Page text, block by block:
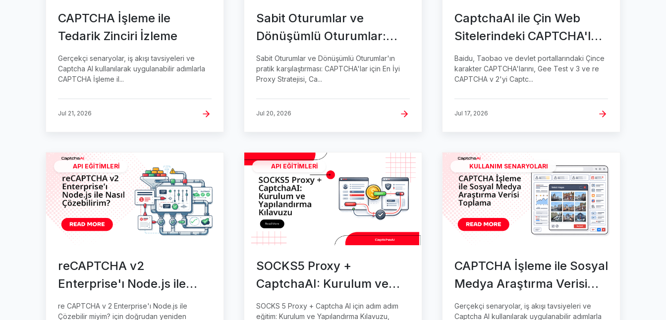
CAPTCHA İşleme ile
Tedarik Zinciri İzleme
Gerçekçi senaryolar, iş akışı tavsiyeleri ve
Captcha AI kullanılarak uygulanabilir adımlarla
CAPTCHA İşleme il...
Jul 21, 2026
Sabit Oturumlar ve
Dönüşümlü Oturumlar:
CAPTCHA'lar için En İyi
Proxy Stratejisi
Sabit Oturumlar ve Dönüşümlü Oturumlar'ın
pratik karşılaştırması: CAPTCHA'lar için En İyi
Proxy Stratejisi, Ca...
Jul 20, 2026
CaptchaAI ile Çin Web
Sitelerindeki CAPTCHA'ları
Çözme
Baidu, Taobao ve devlet portallarındaki Çince
karakter CAPTCHA'larını, Gee Test v 3 ve re
CAPTCHA v 2'yi Captc...
Jul 17, 2026
API EĞITIMLERI
reCAPTCHA v2
Enterprise'ı Node.js ile
Nasıl Çözebilirim?
re CAPTCHA v 2 Enterprise'ı Node.js ile
Çözebilir miyim? için doğrudan yeniden
API EĞITIMLERI
SOCKS5 Proxy +
CaptchaAI: Kurulum ve
Yapılandırma Kılavuzu
SOCKS 5 Proxy + Captcha AI için adım adım
eğitim: Kurulum ve Yapılandırma Kılavuzu,
KULLANIM SENARYOLARI
CAPTCHA İşleme ile Sosyal
Medya Araştırma Verisi
Toplama
Gerçekçi senaryolar, iş akışı tavsiyeleri ve
Captcha AI kullanılarak uygulanabilir adımlarla